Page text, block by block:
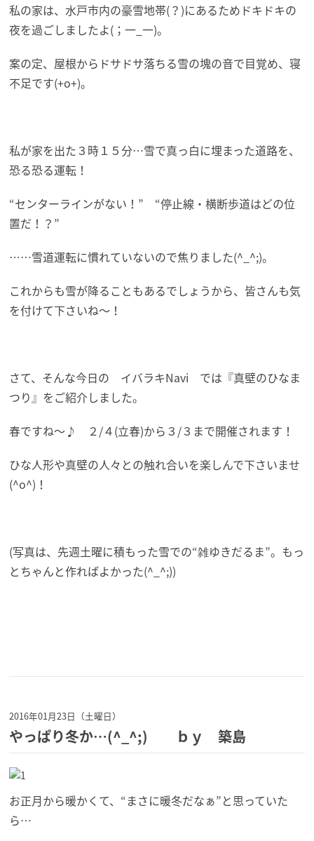
私の家は、水戸市内の豪雪地帯(？)にあるためドキドキの
夜を過ごしましたよ(；一_一)。
案の定、屋根からドサドサ落ちる雪の塊の音で目覚め、寝
不足です(+o+)。
私が家を出た３時１５分…雪で真っ白に埋まった道路を、
恐る恐る運転！
“センターラインがない！” “停止線・横断歩道はどの位
置だ！？”
……雪道運転に慣れていないので焦りました(^_^;)。
これからも雪が降ることもあるでしょうから、皆さんも気
を付けて下さいね～！
さて、そんな今日の イバラキNavi では『真壁のひなま
つり』をご紹介しました。
春ですね～♪ ２/４(立春)から３/３まで開催されます！
ひな人形や真壁の人々との触れ合いを楽しんで下さいませ
(^o^)！
(写真は、先週土曜に積もった雪での“雑ゆきだるま”。もっ
とちゃんと作ればよかった(^_^;))
2016年01月23日（土曜日）
やっぱり冬か…(^_^;) ｂｙ 築島
お正月から暖かくて、“まさに暖冬だなぁ”と思っていた
ら…